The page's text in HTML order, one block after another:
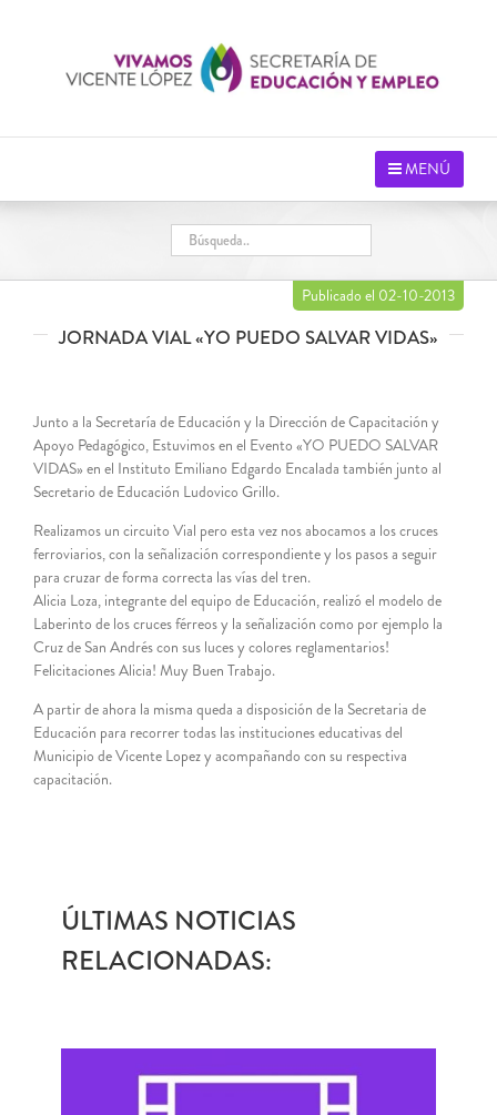
MENÚ
Publicado el 02-10-2013
JORNADA VIAL «YO PUEDO SALVAR VIDAS»
Junto a la Secretaría de Educación y la Dirección de Capacitación y
Apoyo Pedagógico, Estuvimos en el Evento «YO PUEDO SALVAR
VIDAS» en el Instituto Emiliano Edgardo Encalada también junto al
Secretario de Educación Ludovico Grillo.
Realizamos un circuito Vial pero esta vez nos abocamos a los cruces
ferroviarios, con la señalización correspondiente y los pasos a seguir
para cruzar de forma correcta las vías del tren.
Alicia Loza, integrante del equipo de Educación, realizó el modelo de
Laberinto de los cruces férreos y la señalización como por ejemplo la
Cruz de San Andrés con sus luces y colores reglamentarios!
Felicitaciones Alicia! Muy Buen Trabajo.
A partir de ahora la misma queda a disposición de la Secretaria de
Educación para recorrer todas las instituciones educativas del
Municipio de Vicente Lopez y acompañando con su respectiva
capacitación.
ÚLTIMAS NOTICIAS
RELACIONADAS: